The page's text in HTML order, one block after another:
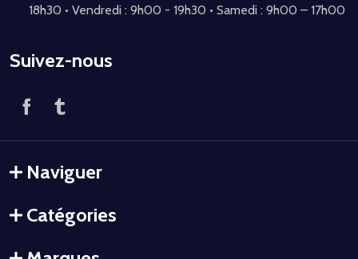
18h30 • Vendredi : 9h00 - 19h30 • Samedi : 9h00 – 17h00
Suivez-nous
Naviguer
Catégories